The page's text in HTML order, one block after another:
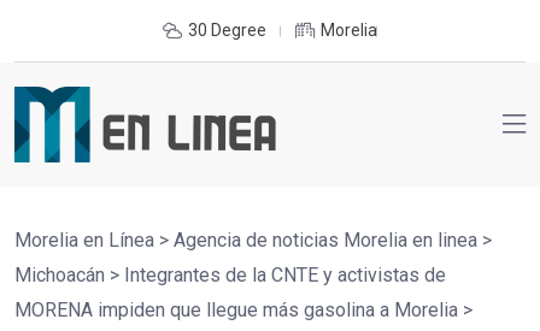
30 Degree Morelia
Morelia en Línea > Agencia de noticias Morelia en linea >
Michoacán > Integrantes de la CNTE y activistas de
MORENA impiden que llegue más gasolina a Morelia >